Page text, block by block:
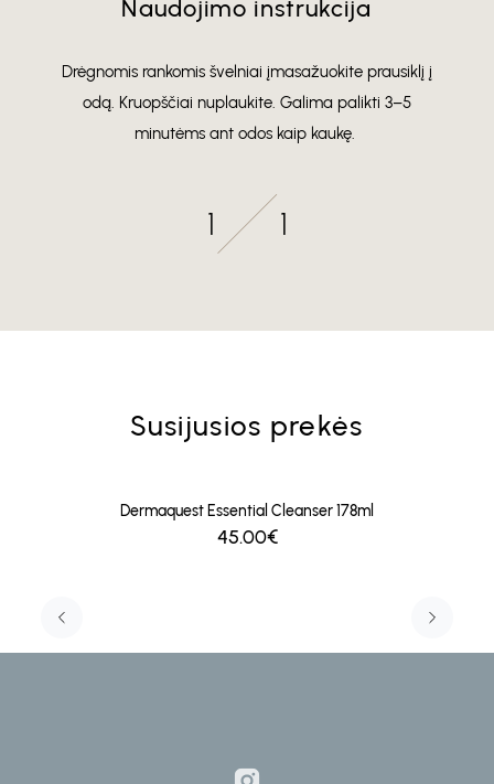
Naudojimo instrukcija
Drėgnomis rankomis švelniai įmasažuokite prausiklį į
odą. Kruopščiai nuplaukite. Galima palikti 3–5
minutėms ant odos kaip kaukę.
1 1
Susijusios prekės
Dermaquest Essential Cleanser 178ml
45.00€